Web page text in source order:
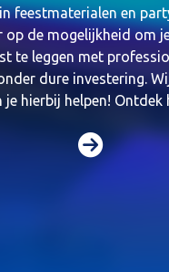
feestmaterialen en
op de mogelijkheid om
te leggen met
dure investering.
je hierbij helpen! Ontdek